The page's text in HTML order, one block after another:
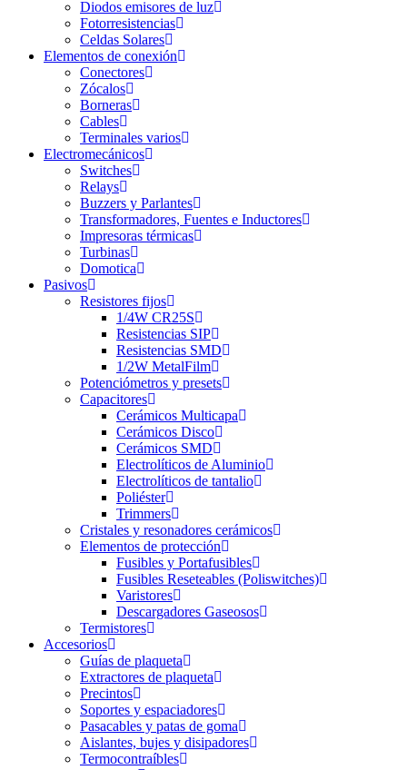
Diodos emisores de luz
Fotorresistencias
Celdas Solares
Elementos de conexión
Conectores
Zócalos
Borneras
Cables
Terminales varios
Electromecánicos
Switches
Relays
Buzzers y Parlantes
Transformadores, Fuentes e Inductores
Impresoras térmicas
Turbinas
Domotica
Pasivos
Resistores fijos
1/4W CR25S
Resistencias SIP
Resistencias SMD
1/2W MetalFilm
Potenciómetros y presets
Capacitores
Cerámicos Multicapa
Cerámicos Disco
Cerámicos SMD
Electrolíticos de Aluminio
Electrolíticos de tantalio
Poliéster
Trimmers
Cristales y resonadores cerámicos
Elementos de protección
Fusibles y Portafusibles
Fusibles Reseteables (Poliswitches)
Varistores
Descargadores Gaseosos
Termistores
Accesorios
Guías de plaqueta
Extractores de plaqueta
Precintos
Soportes y espaciadores
Pasacables y patas de goma
Aislantes, bujes y disipadores
Termocontraíbles